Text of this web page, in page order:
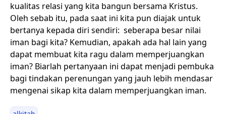
kualitas relasi yang kita bangun bersama Kristus.
Oleh sebab itu, pada saat ini kita pun diajak untuk
bertanya kepada diri sendiri: seberapa besar nilai
iman bagi kita? Kemudian, apakah ada hal lain yang
dapat membuat kita ragu dalam memperjuangkan
iman? Biarlah pertanyaan ini dapat menjadi pembuka
bagi tindakan perenungan yang jauh lebih mendasar
mengenai sikap kita dalam memperjuangkan iman.